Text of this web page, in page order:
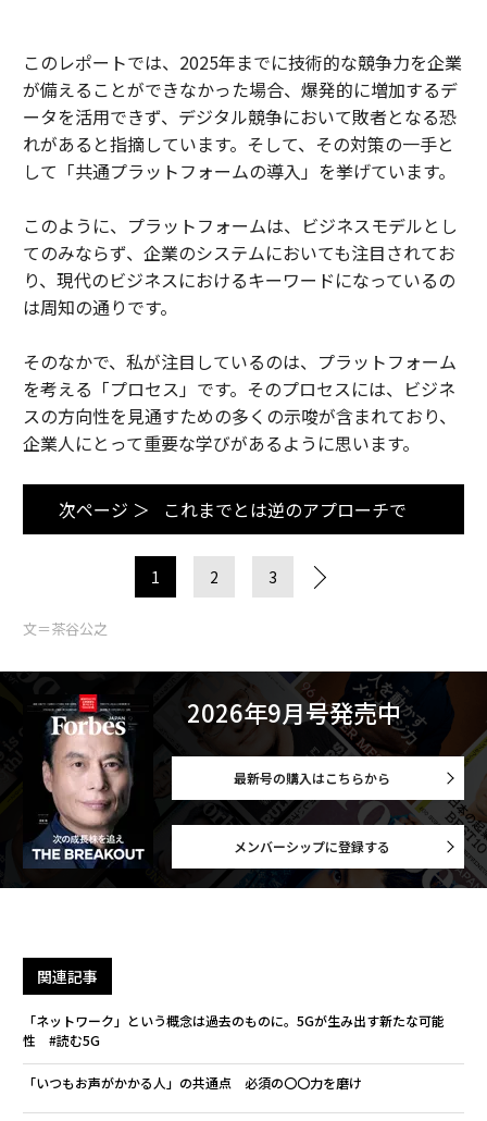
このレポートでは、2025年までに技術的な競争力を企業
が備えることができなかった場合、爆発的に増加するデ
ータを活用できず、デジタル競争において敗者となる恐
れがあると指摘しています。そして、その対策の一手と
して「共通プラットフォームの導入」を挙げています。
このように、プラットフォームは、ビジネスモデルとし
てのみならず、企業のシステムにおいても注目されてお
り、現代のビジネスにおけるキーワードになっているの
は周知の通りです。
そのなかで、私が注目しているのは、プラットフォーム
を考える「プロセス」です。そのプロセスには、ビジネ
スの方向性を見通すための多くの示唆が含まれており、
企業人にとって重要な学びがあるように思います。
次ページ ＞ これまでとは逆のアプローチで
1 2 3
文＝茶谷公之
2026年9月号発売中
最新号の購入はこちらから
メンバーシップに登録する
関連記事
「ネットワーク」という概念は過去のものに。5Gが生み出す新たな可能
性 #読む5G
「いつもお声がかかる人」の共通点 必須の〇〇力を磨け